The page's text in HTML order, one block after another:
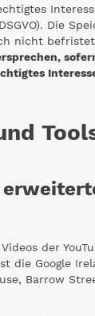
Die
nicht
der
die Google
Barrow